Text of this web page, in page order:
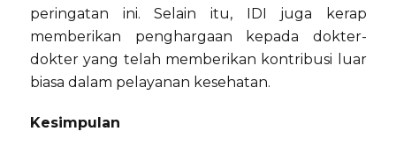
peringatan ini. Selain itu, IDI juga kerap
memberikan penghargaan kepada dokter-
dokter yang telah memberikan kontribusi luar
biasa dalam pelayanan kesehatan.
Kesimpulan